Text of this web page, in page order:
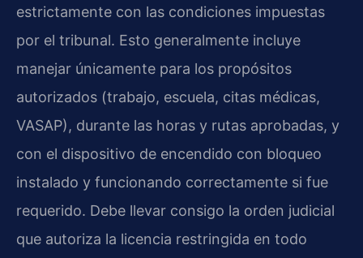
estrictamente con las condiciones impuestas
por el tribunal. Esto generalmente incluye
manejar únicamente para los propósitos
autorizados (trabajo, escuela, citas médicas,
VASAP), durante las horas y rutas aprobadas, y
con el dispositivo de encendido con bloqueo
instalado y funcionando correctamente si fue
requerido. Debe llevar consigo la orden judicial
que autoriza la licencia restringida en todo